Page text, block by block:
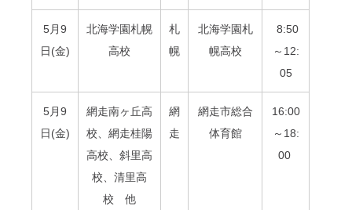
5月9
日(金)
北海学園札幌
高校
札
幌
北海学園札
幌高校
8:50
～12:
05
5月9
日(金)
網走南ヶ丘高
校、網走桂陽
高校、斜里高
校、清里高
校 他
網
走
網走市総合
体育館
16:00
～18:
00